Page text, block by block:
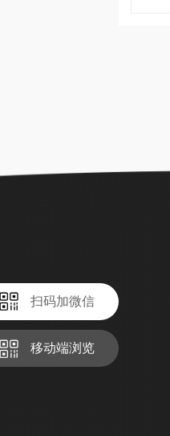
扫码加微信
移动端浏览